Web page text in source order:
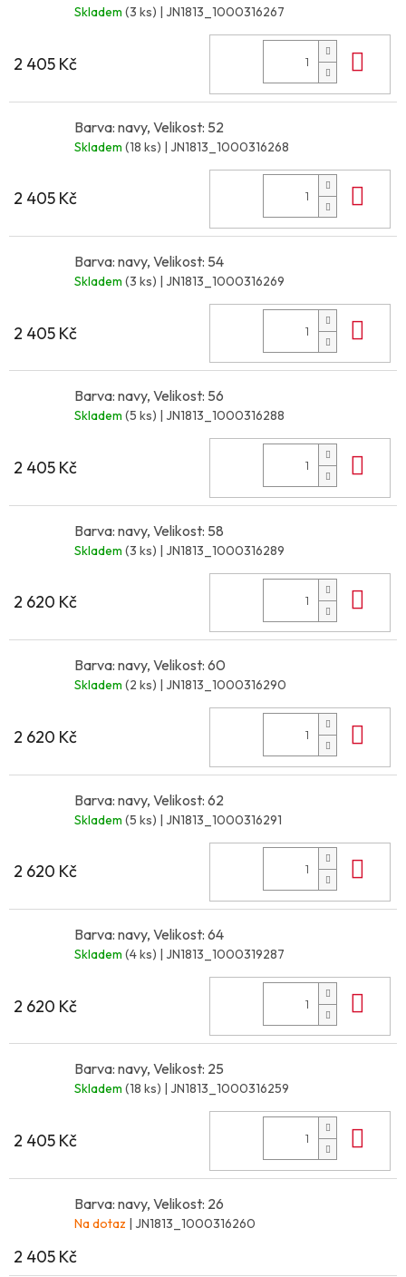
Skladem (3 ks) | JN1813_1000316267
2 405 Kč
Barva: navy, Velikost: 52
Skladem (18 ks) | JN1813_1000316268
2 405 Kč
Barva: navy, Velikost: 54
Skladem (3 ks) | JN1813_1000316269
2 405 Kč
Barva: navy, Velikost: 56
Skladem (5 ks) | JN1813_1000316288
2 405 Kč
Barva: navy, Velikost: 58
Skladem (3 ks) | JN1813_1000316289
2 620 Kč
Barva: navy, Velikost: 60
Skladem (2 ks) | JN1813_1000316290
2 620 Kč
Barva: navy, Velikost: 62
Skladem (5 ks) | JN1813_1000316291
2 620 Kč
Barva: navy, Velikost: 64
Skladem (4 ks) | JN1813_1000319287
2 620 Kč
Barva: navy, Velikost: 25
Skladem (18 ks) | JN1813_1000316259
2 405 Kč
Barva: navy, Velikost: 26
Na dotaz | JN1813_1000316260
2 405 Kč